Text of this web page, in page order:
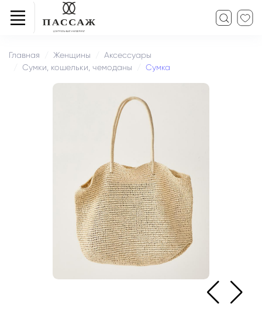
Главная Женщины
Аксессуары
Сумки, кошельки, чемоданы
Сумка